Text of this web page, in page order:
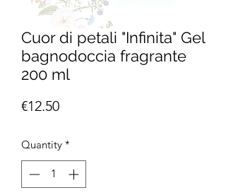
Cuor di petali "Infinita" Gel
bagnodoccia fragrante
200 ml
€12.50Price
Quantity *